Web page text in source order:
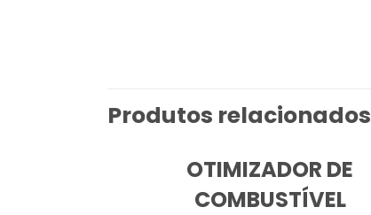
Produtos relacionados
OTIMIZADOR DE
COMBUSTÍVEL